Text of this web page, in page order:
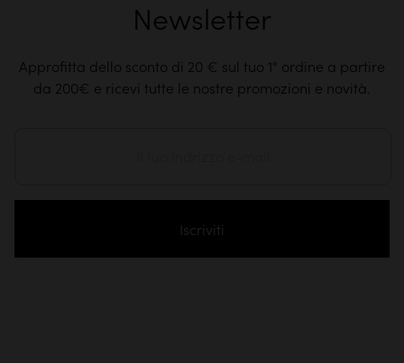
Newsletter
Approfitta dello sconto di 20 € sul tuo 1° ordine a partire
da 200€ e ricevi tutte le nostre promozioni e novità.
Iscriviti